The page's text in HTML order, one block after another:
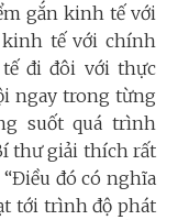
gắn kinh tế với
tế với chính
đi đôi với thực
ngay trong từng
suốt quá trình
thư giải thích rất
Điều đó có nghĩa
tới trình độ phát